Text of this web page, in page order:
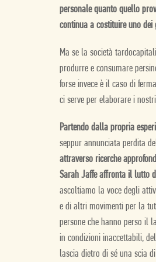
personale quanto quello
continua a costituire uno
Ma se la società
produrre e consumare
forse invece è il caso di
ci serve per elaborare i
Partendo dalla propria
seppur annunciata perdita
attraverso ricerche
Sarah Jaffe affronta il lutto
ascoltiamo la voce degli
e di altri movimenti per la
persone che hanno perso il
in condizioni inaccettabili,
lascia dietro di sé una scia